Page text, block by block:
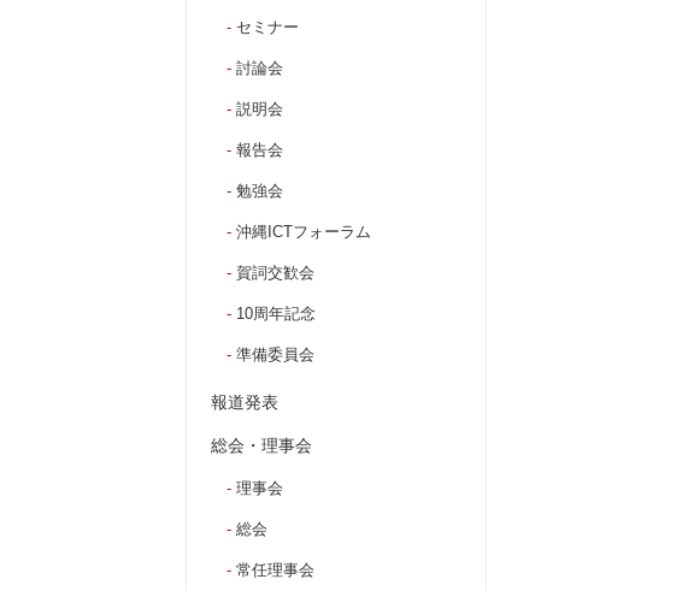
セミナー
討論会
説明会
報告会
勉強会
沖縄ICTフォーラム
賀詞交歓会
10周年記念
準備委員会
報道発表
総会・理事会
理事会
総会
常任理事会